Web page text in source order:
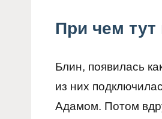
При чем тут
Блин, появилась
из них
Адамом. Потом